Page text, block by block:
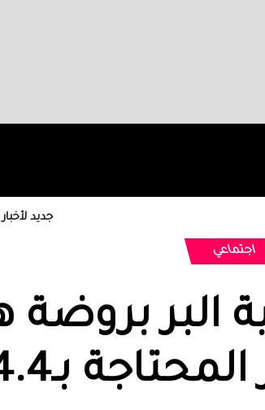
جديد لأخبار
اجتماعي
البر
بـ4.4 مليون ريال